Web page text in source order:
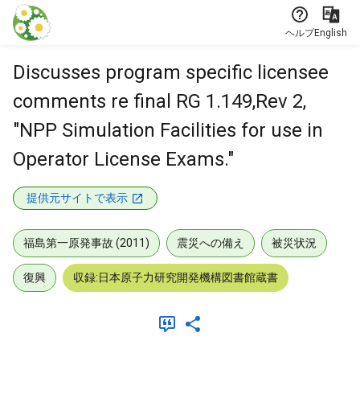
本文に飛ぶ
ヘルプEnglish
Discusses program specific licensee
comments re final RG 1.149,Rev 2,
"NPP Simulation Facilities for use in
Operator License Exams."
提供元サイトで表示
福島第一原発事故 (2011) 震災への備え 被災状況
復興 収録:日本原子力研究開発機構図書館蔵書